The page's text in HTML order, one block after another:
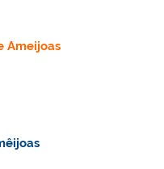
Ameijoas